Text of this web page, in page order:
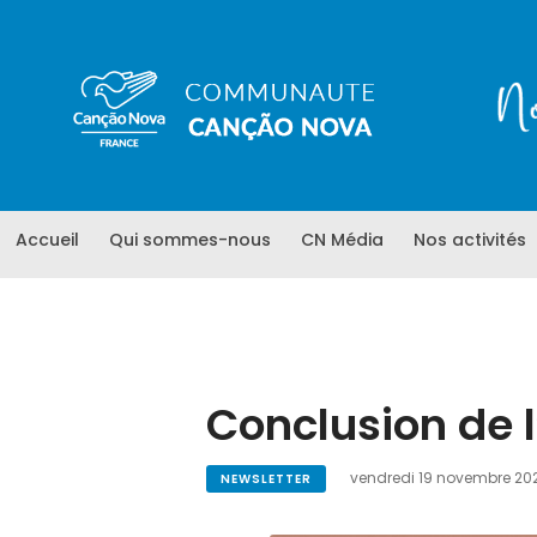
Accueil Qui sommes-nous CN Média Nos activités
Conclusion de
NEWSLETTER vendredi 19 novembre